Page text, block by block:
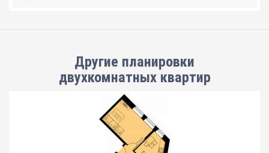
Другие планировки
двухкомнатных квартир